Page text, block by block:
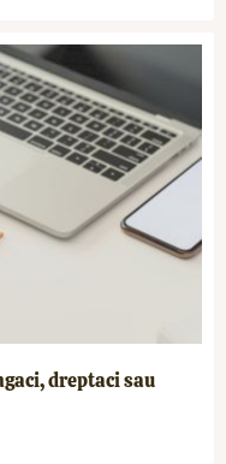
dreptaci sau